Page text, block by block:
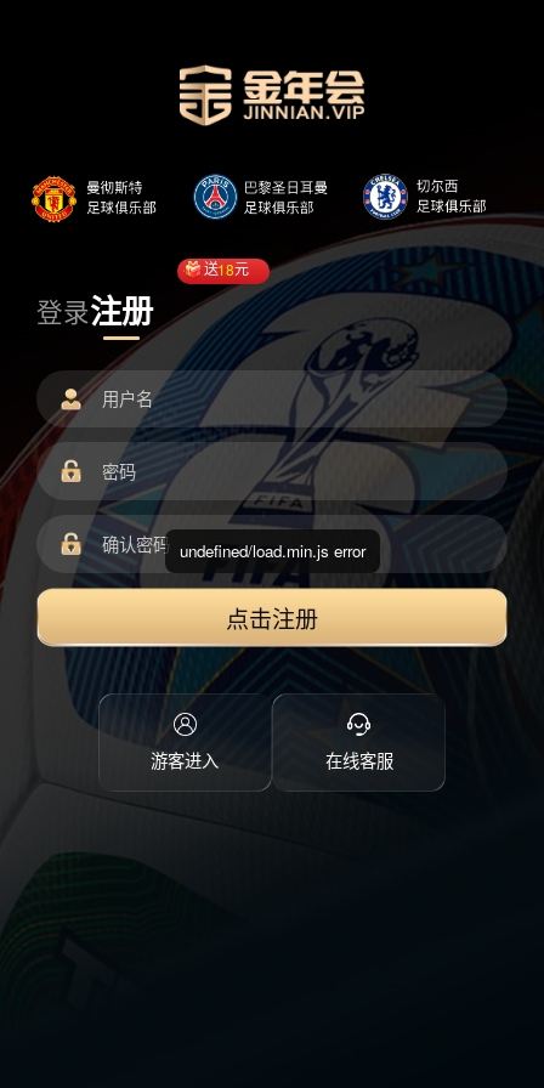
登录注册
送18元
点击注册
游客进入 在线客服
undefined/load.min.js error